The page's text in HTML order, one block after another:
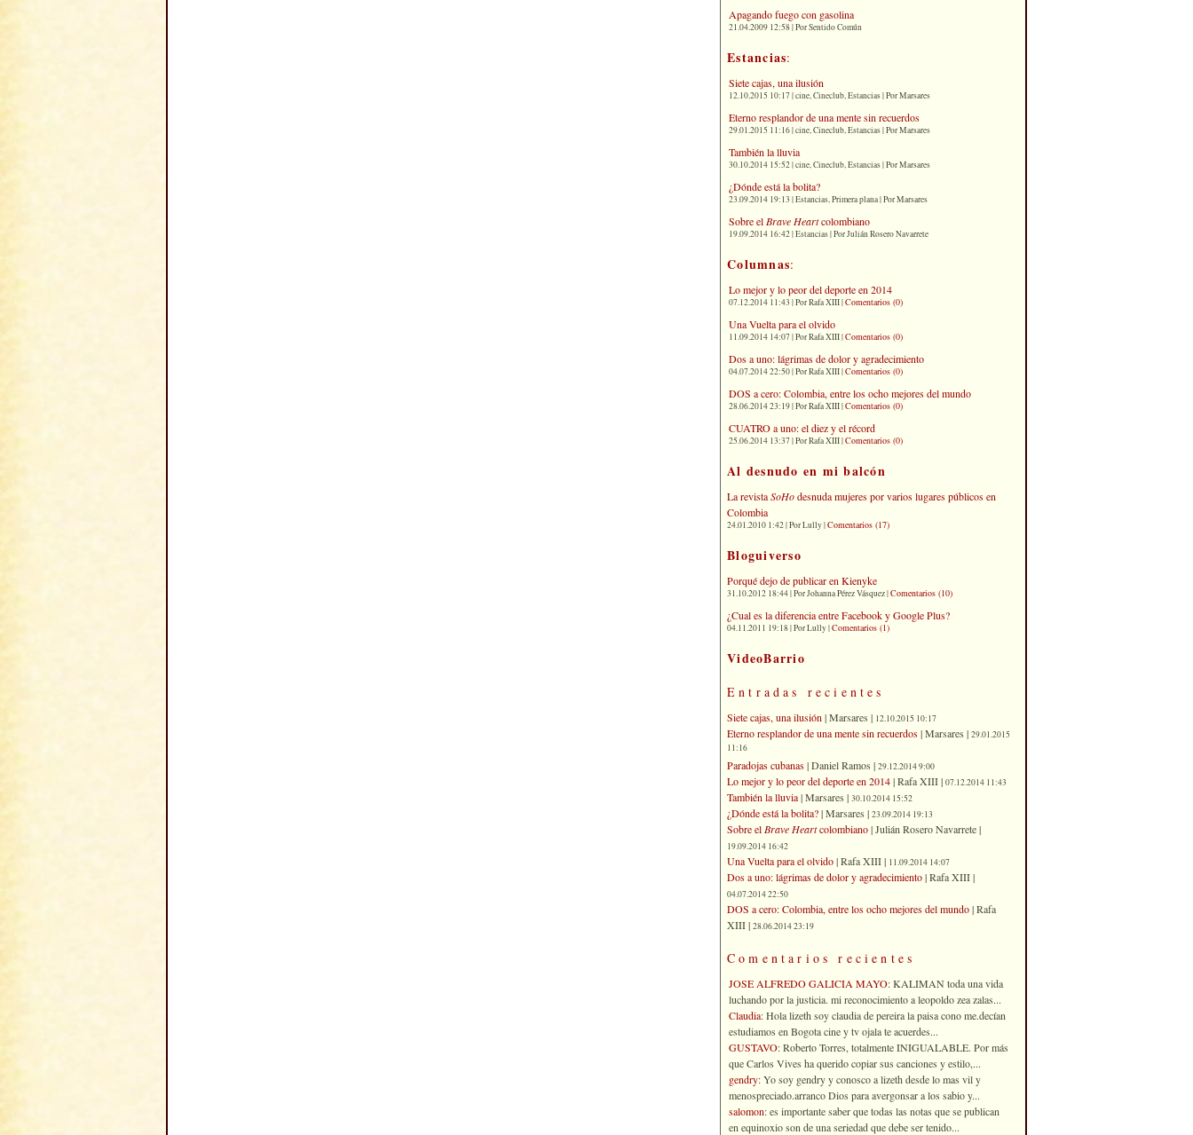
Apagando fuego con gasolina
21.04.2009 12:58 | Por Sentido Común
Estancias:
Siete cajas, una ilusión
12.10.2015 10:17 | cine, Cineclub, Estancias | Por Marsares
Eterno resplandor de una mente sin recuerdos
29.01.2015 11:16 | cine, Cineclub, Estancias | Por Marsares
También la lluvia
30.10.2014 15:52 | cine, Cineclub, Estancias | Por Marsares
¿Dónde está la bolita?
23.09.2014 19:13 | Estancias, Primera plana | Por Marsares
Sobre el Brave Heartcolombiano
19.09.2014 16:42 | Estancias | Por Julián Rosero Navarrete
Columnas:
Lo mejor y lo peor del deporte en 2014
07.12.2014 11:43 | Por Rafa XIII |Comentarios (0)
Una Vuelta para el olvido
11.09.2014 14:07 | Por Rafa XIII |Comentarios (0)
Dos a uno: lágrimas de dolor y agradecimiento
04.07.2014 22:50 | Por Rafa XIII |Comentarios (0)
DOS a cero: Colombia, entre los ocho mejores del mundo
28.06.2014 23:19 | Por Rafa XIII |Comentarios (0)
CUATRO a uno: el diez y el récord
25.06.2014 13:37 | Por Rafa XIII |Comentarios (0)
Al desnudo en mi balcón
La revistaSoHodesnuda mujeres por varios lugares públicos en
Colombia
24.01.2010 1:42 | Por Lully |Comentarios (17)
Bloguiverso
Porqué dejo de publicar en Kienyke
31.10.2012 18:44 | Por Johanna Pérez Vásquez |Comentarios (10)
¿Cual es la diferencia entre Facebook y Google Plus?
04.11.2011 19:18 | Por Lully |Comentarios (1)
VideoBarrio
Entradas recientes
Siete cajas, una ilusión | Marsares | 12.10.2015 10:17
Eterno resplandor de una mente sin recuerdos| Marsares | 29.01.2015
11:16
Paradojas cubanas| Daniel Ramos | 29.12.2014 9:00
Lo mejor y lo peor del deporte en 2014| Rafa XIII | 07.12.2014 11:43
También la lluvia| Marsares | 30.10.2014 15:52
¿Dónde está la bolita?| Marsares | 23.09.2014 19:13
Sobre el Brave Heartcolombiano| Julián Rosero Navarrete |
19.09.2014 16:42
Una Vuelta para el olvido| Rafa XIII | 11.09.2014 14:07
Dos a uno: lágrimas de dolor y agradecimiento| Rafa XIII |
04.07.2014 22:50
DOS a cero: Colombia, entre los ocho mejores del mundo| Rafa
XIII | 28.06.2014 23:19
Comentarios recientes
JOSE ALFREDO GALICIA MAYO: KALIMAN toda una vida
luchando por la justicia. mi reconocimiento a leopoldo zea zalas...
Claudia: Hola lizeth soy claudia de pereira la paisa cono me.decían
estudiamos en Bogota cine y tv ojala te acuerdes...
GUSTAVO: Roberto Torres, totalmente INIGUALABLE. Por más
que Carlos Vives ha querido copiar sus canciones y estilo,...
gendry: Yo soy gendry y conosco a lizeth desde lo mas vil y
menospreciado.arranco Dios para avergonsar a los sabio y...
salomon: es importante saber que todas las notas que se publican
en equinoxio son de una seriedad que debe ser tenido...